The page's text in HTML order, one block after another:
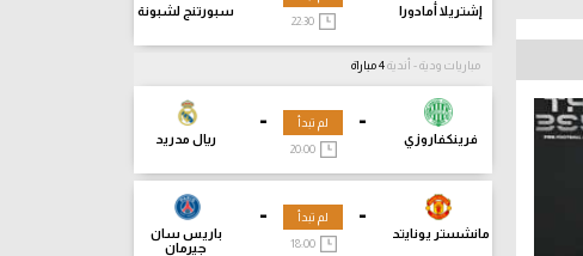
إشتريلا أمادورا سبورتنج لشبونة
22:30
مباريات ودية - أندية
-
فرينكفاروزي
-
ريال مدريد
لم تبدأ
20:00
-
مانشستر يونايتد
-
باريس سان
جيرمان
لم تبدأ
18:00